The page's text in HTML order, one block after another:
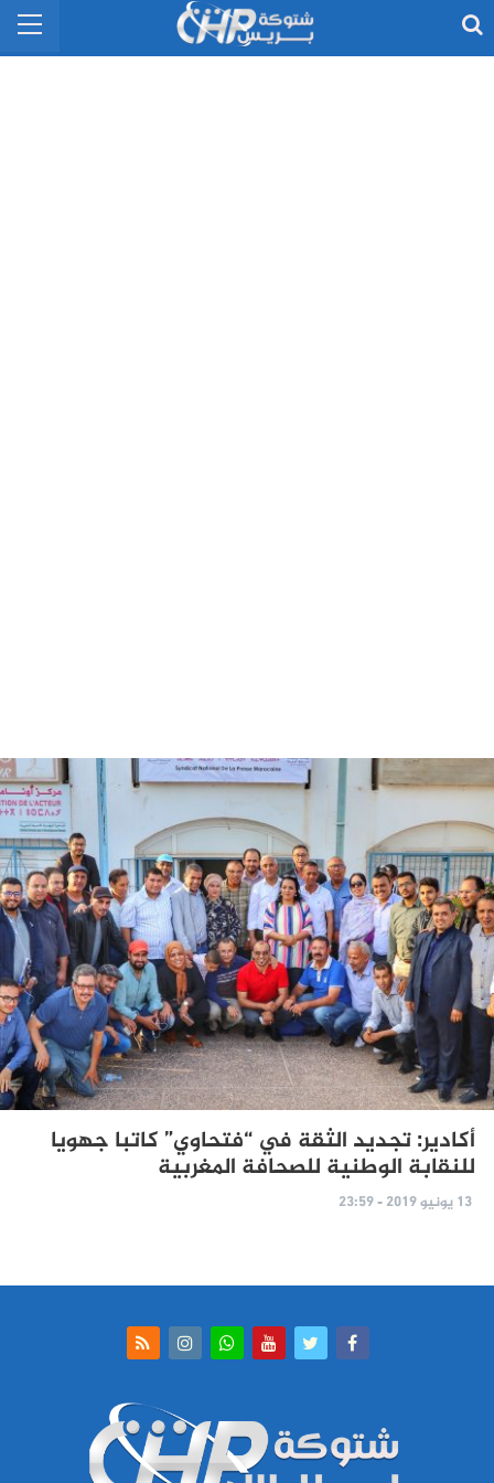
أكادير: تجديد الثقة في “فتحاوي” كاتبا جهويا
للنقابة الوطنية للصحافة المغربية
13 يونيو 2019 - 23:59